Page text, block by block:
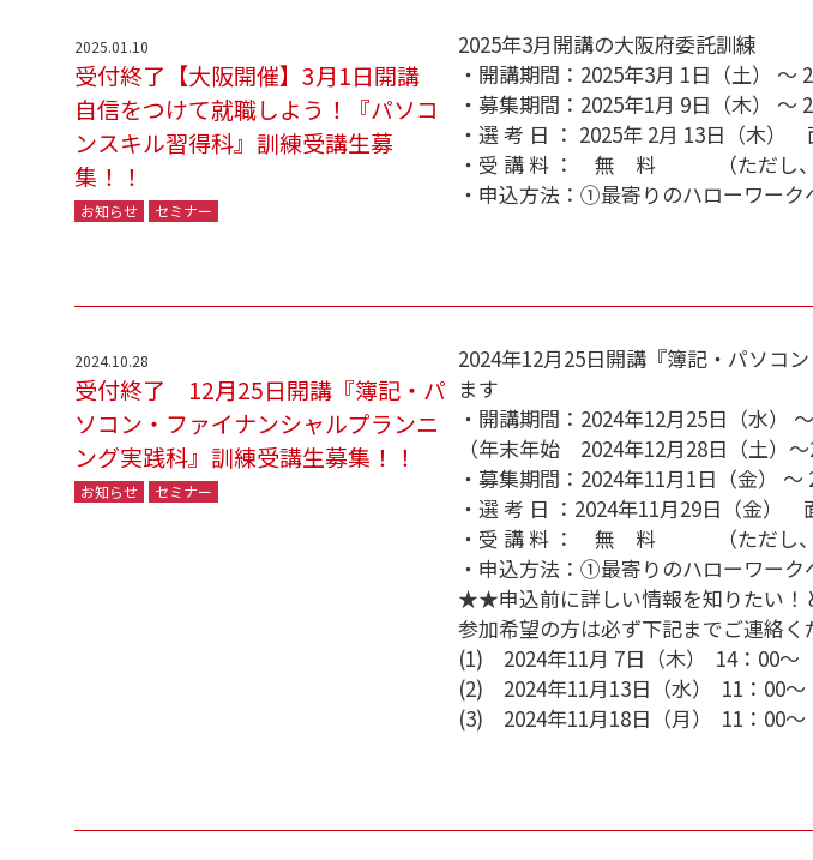
2025.01.10
受付終了【大阪開催】3月1日開講
自信をつけて就職しよう！『パソコ
ンスキル習得科』訓練受講生募
集！！
お知らせ セミナー
2025年3月開講の大阪府委託訓練
・開講期間：2025年3月 1日（土）
・募集期間：2025年1月 9日（木）
・選 考 日 ： 2025年 2月 13日（木
・受 講 料 ： 無 料 （ただし、テ
・申込方法：①最寄りのハローワー
2024.10.28
受付終了 12月25日開講『簿記・パ
ソコン・ファイナンシャルプランニ
ング実践科』訓練受講生募集！！
お知らせ セミナー
2024年12月25日開講『簿記・パソコ
ます
・開講期間：2024年12月25日（水）
（年末年始 2024年12月28日（土）
・募集期間：2024年11月1日（金）
・選 考 日 ：2024年11月29日（金
・受 講 料 ： 無 料 （ただし、テ
・申込方法：①最寄りのハローワー
★★申込前に詳しい情報を知りたい
参加希望の方は必ず下記までご連絡く
(1) 2024年11月 7日（木） 14：00～
(2) 2024年11月13日（水） 11：00～
(3) 2024年11月18日（月） 11：00～